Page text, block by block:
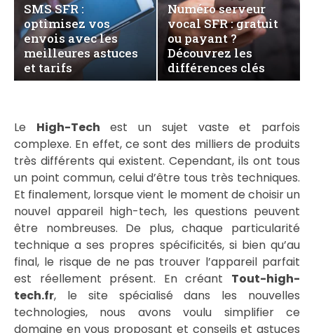
SMS SFR :
optimisez vos
envois avec les
meilleures astuces
et tarifs
Numéro serveur
vocal SFR : gratuit
ou payant ?
Découvrez les
différences clés
Le High-Tech est un sujet vaste et parfois
complexe. En effet, ce sont des milliers de produits
très différents qui existent. Cependant, ils ont tous
un point commun, celui d’être tous très techniques.
Et finalement, lorsque vient le moment de choisir un
nouvel appareil high-tech, les questions peuvent
être nombreuses. De plus, chaque particularité
technique a ses propres spécificités, si bien qu’au
final, le risque de ne pas trouver l’appareil parfait
est réellement présent. En créant Tout-high-
tech.fr, le site spécialisé dans les nouvelles
technologies, nous avons voulu simplifier ce
domaine en vous proposant et conseils et astuces